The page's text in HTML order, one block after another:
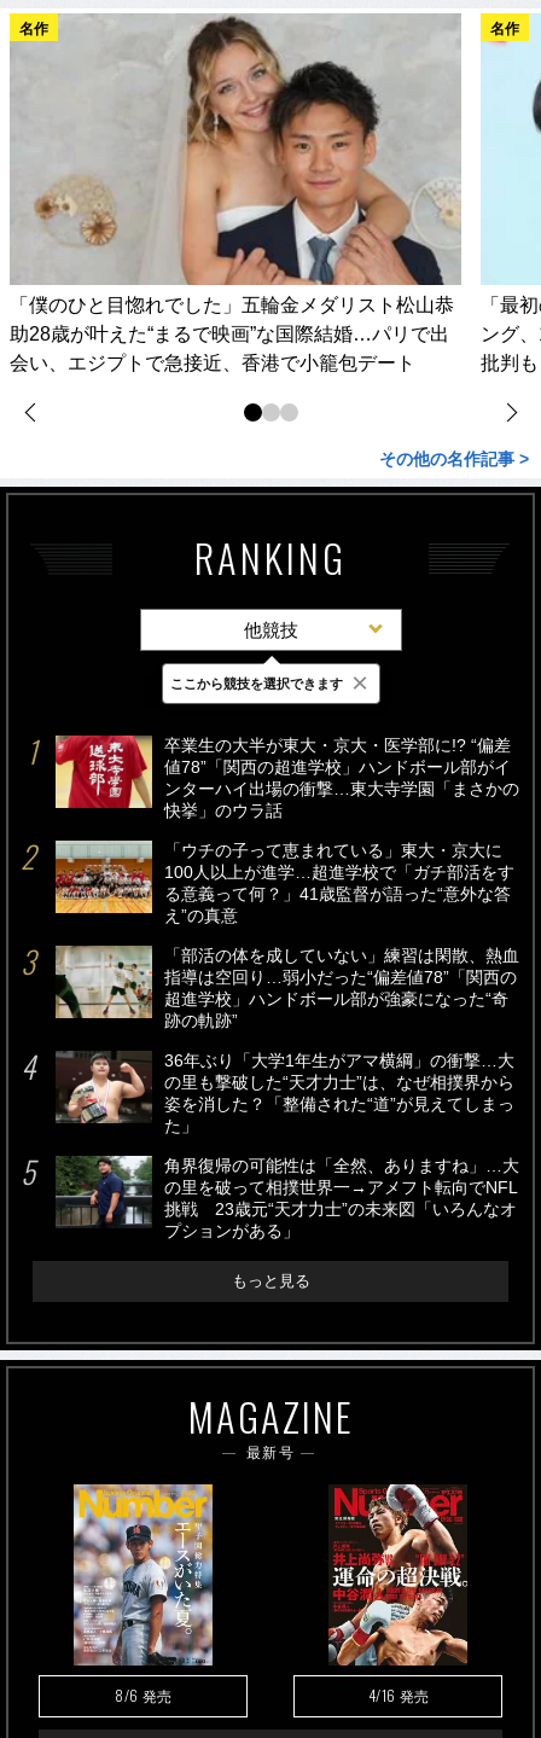
名作
「僕のひと目惚れでした」五輪金メダリスト松山恭
助28歳が叶えた“まるで映画”な国際結婚…パリで出
会い、エジプトで急接近、香港で小籠包デート
名作
「最
ング
批判
その他の名作記事 >
RANKING
他競技
最新 24時間 週間
卒業生の大半が東大・京大・医学部に!? “偏差
値78”「関西の超進学校」ハンドボール部がイ
ンターハイ出場の衝撃…東大寺学園「まさかの
快挙」のウラ話
「ウチの子って恵まれている」東大・京大に
100人以上が進学…超進学校で「ガチ部活をす
る意義って何？」41歳監督が語った“意外な答
え”の真意
「部活の体を成していない」練習は閑散、熱血
指導は空回り…弱小だった“偏差値78”「関西の
超進学校」ハンドボール部が強豪になった“奇
跡の軌跡”
36年ぶり「大学1年生がアマ横綱」の衝撃…大
の里も撃破した“天才力士”は、なぜ相撲界から
姿を消した？「整備された“道”が見えてしまっ
た」
角界復帰の可能性は「全然、ありますね」…大
の里を破って相撲世界一→アメフト転向でNFL
挑戦 23歳元“天才力士”の未来図「いろんなオ
プションがある」
もっと見る
MAGAZINE
最新号
8/6 発売 4/16 発売
ここから競技を選択できます ×